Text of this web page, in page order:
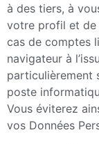
à des tiers, à
votre profil et de
cas de comptes
navigateur à
particulièrement
poste
Vous éviterez
vos Données